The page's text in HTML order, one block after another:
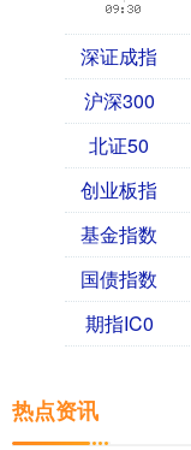
深证成指
沪深300
北证50
创业板指
基金指数
国债指数
期指IC0
热点资讯